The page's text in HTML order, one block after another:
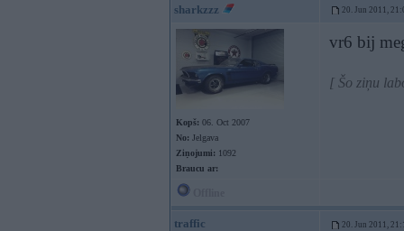
sharkzzz 20. Jun 2011,
Kopš: 06. Oct 2007
No: Jelgava
Ziņojumi: 1092
Braucu ar:
vr6 bij
[ Šo ziņu
traffic 20. Jun 2011,